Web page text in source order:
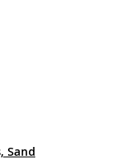
Sand